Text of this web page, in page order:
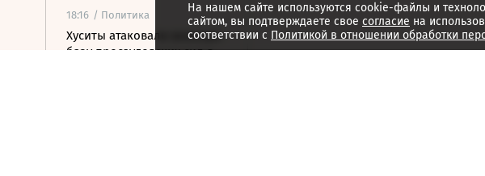
18:16 / Политика
Хуситы атаковали военную
базу просаудовских сил в
На нашем сайте используются cookie-файлы и
сайтом, вы подтверждаете свое согласие на
соответствии с Политикой в отношении обработки